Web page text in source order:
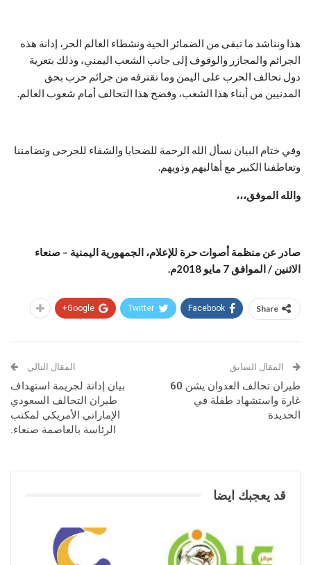
هذا ونناشد ما تبقى من الضمائر الحية ونشطاء العالم الحر، إدانة هذه
الجرائم والمجازر والوقوف إلى جانب الشعب اليمني، وذلك بتعرية
دول تحالف الحرب على اليمن وما تقترفه من جرائم حرب بحق
المدنيين من أبناء هذا الشعب، وفضح هذا التحالف أمام شعوب العالم.
وفي ختام البيان نسأل الله الرحمة للضحايا والشفاء للجرحى وتضامننا
وتعاطفنا الكبير مع أهاليهم وذويهم.
والله الموفق،،،
صادر عن منظمة أصوات حرة للإعلام، الجمهورية اليمنية – صنعاء
الاثنين / الموافق 7 مايو 2018م.
Share
Facebook
Twitter
Google+
المقال السابق
طيران تحالف العدوان يشن 60
غارة واستشهاد طفلة في
الحديدة
المقال التالي
بيان إدانة لجريمة استهداف
طيران التحالف السعودي
الإماراتي الأمريكي لمكتب
الرئاسة بالعاصمة صنعاء.
قد يعجبك ايضا